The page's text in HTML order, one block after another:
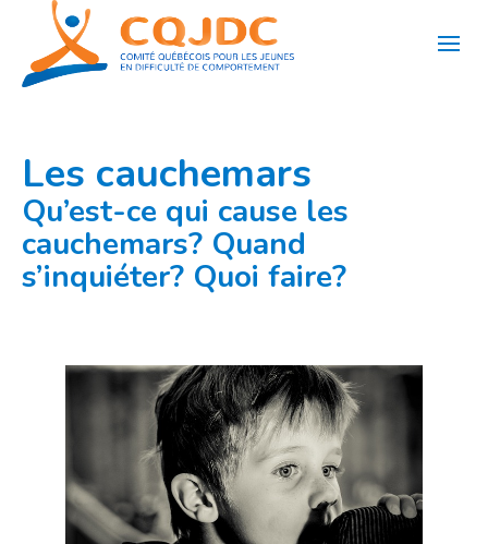
contenu
Les cauchemars
Qu’est-ce qui cause les
cauchemars? Quand
s’inquiéter? Quoi faire?